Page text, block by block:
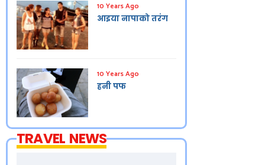
10 Years Ago
आइया नापाको तरंग
10 Years Ago
हनी पफ
TRAVEL NEWS